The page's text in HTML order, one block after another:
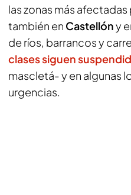
las zonas más afectadas
también en Castellóny
de ríos, barrancos y
clases siguen
mascletá- y en algunas
urgencias.